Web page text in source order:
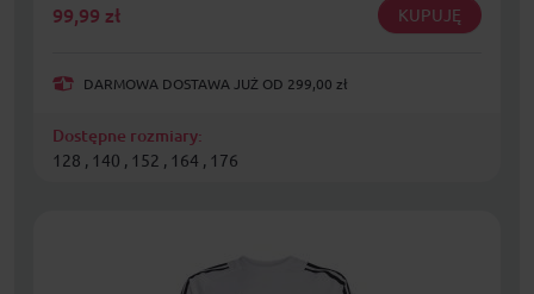
99,99 zł KUPUJĘ
DARMOWA DOSTAWA JUŻ OD 299,00 zł
Dostępne rozmiary:
128 , 140 , 152 , 164 , 176